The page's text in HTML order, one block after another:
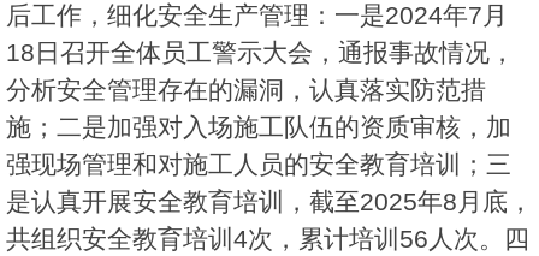
后工作，细化安全生产管理：一是2024年7月
18日召开全体员工警示大会，通报事故情况，
分析安全管理存在的漏洞，认真落实防范措
施；二是加强对入场施工队伍的资质审核，加
强现场管理和对施工人员的安全教育培训；三
是认真开展安全教育培训，截至2025年8月底，
共组织安全教育培训4次，累计培训56人次。四